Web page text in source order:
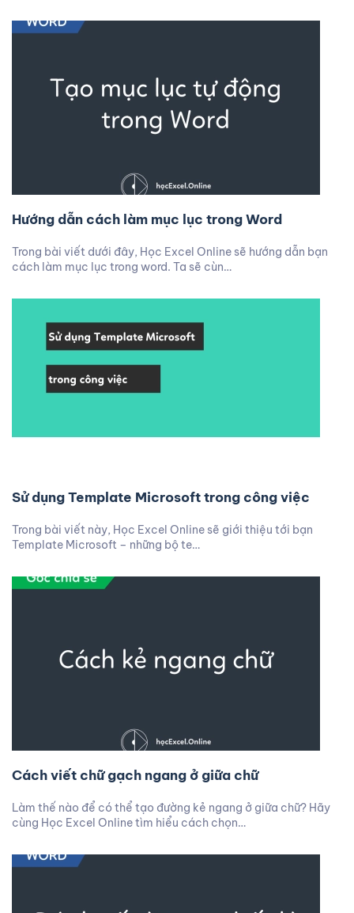
Hướng dẫn cách làm mục lục trong Word
Trong bài viết dưới đây, Học Excel Online sẽ hướng dẫn bạn
cách làm mục lục trong word. Ta sẽ cùn…
Sử dụng Template Microsoft trong công việc
Trong bài viết này, Học Excel Online sẽ giới thiệu tới bạn
Template Microsoft – những bộ te…
Cách viết chữ gạch ngang ở giữa chữ
Làm thế nào để có thể tạo đường kẻ ngang ở giữa chữ? Hãy
cùng Học Excel Online tìm hiểu cách chọn…